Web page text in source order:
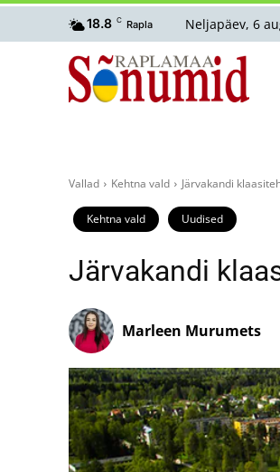
18.8 C Rapla Neljapäev, 6
Vallad Kehtna vald Järvakandi
Kehtna vald Uudised
Järvakandi
Marleen Murumets